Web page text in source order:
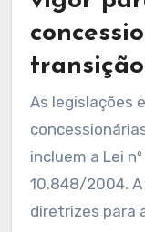
As legislações
incluem a Lei
10.848/2004. A
diretrizes para